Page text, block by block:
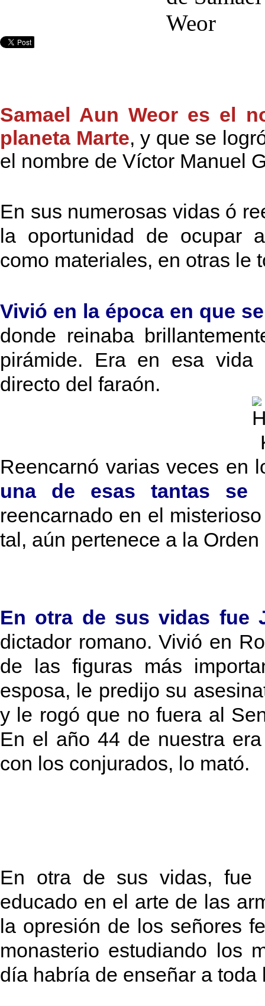
Samael Aun Weor es el
planeta Marte, y que se
el nombre de Víctor Manuel
En sus numerosas vidas ó
la oportunidad de ocupar
como materiales, en otras le
Vivió en la época en que
donde reinaba
pirámide. Era en esa vida
directo del faraón.
Reencarnó varias veces en
una de esas tantas se
reencarnado en el
tal, aún pertenece a la
En otra de sus vidas fue
dictador romano. Vivió en
de las figuras más
esposa, le predijo su
y le rogó que no fuera al
En el año 44 de nuestra
con los conjurados, lo mató.
En otra de sus vidas, fue
educado en el arte de las
la opresión de los señores
monasterio estudiando los
día habría de enseñar a toda